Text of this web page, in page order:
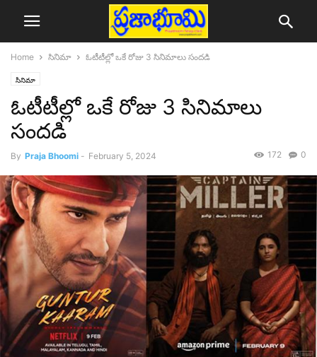
Home సినిమా ఓటీటీల్లో ఒకే రోజు 3 సినిమాలు సందడి
సినిమా
ఓటీటీల్లో ఒకే రోజు 3 సినిమాలు
సందడి
By Praja Bhoomi - February 5, 2024 0
172